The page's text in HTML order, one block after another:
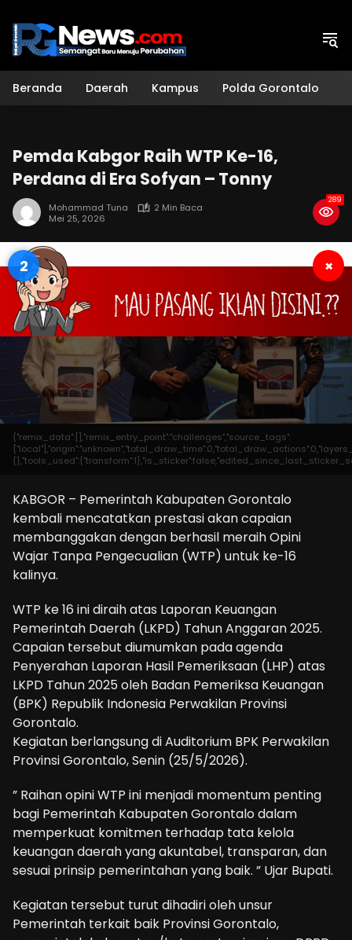
konten
Beranda Daerah Kampus Polda Gorontalo
Pemda Kabgor Raih WTP Ke-16,
Perdana di Era Sofyan – Tonny
Mohammad Tuna
2 Min Baca
Mei 25, 2026
289
1 ×
{"remix_data":[],"remix_entry_point":"challenges","source_tags":
KABGOR – Pemerintah Kabupaten Gorontalo
kembali mencatatkan prestasi akan capaian
membanggakan dengan berhasil meraih Opini
Wajar Tanpa Pengecualian (WTP) untuk ke-16
kalinya.
WTP ke 16 ini diraih atas Laporan Keuangan
Pemerintah Daerah (LKPD) Tahun Anggaran 2025.
Capaian tersebut diumumkan pada agenda
Penyerahan Laporan Hasil Pemeriksaan (LHP) atas
LKPD Tahun 2025 oleh Badan Pemeriksa Keuangan
(BPK) Republik Indonesia Perwakilan Provinsi
Gorontalo.
Kegiatan berlangsung di Auditorium BPK Perwakilan
Provinsi Gorontalo, Senin (25/5/2026).
” Raihan opini WTP ini menjadi momentum penting
bagi Pemerintah Kabupaten Gorontalo dalam
memperkuat komitmen terhadap tata kelola
keuangan daerah yang akuntabel, transparan, dan
sesuai prinsip pemerintahan yang baik. ” Ujar Bupati.
Kegiatan tersebut turut dihadiri oleh unsur
Pemerintah terkait baik Provinsi Gorontalo,